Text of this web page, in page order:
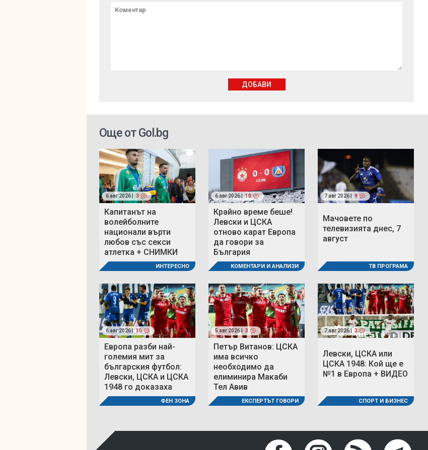
ДОБАВИ
Още от Gol.bg
6 авг 2026 | 3
Капитанът на
волейболните
национали върти
любов със секси
атлетка + СНИМКИ
ИНТЕРЕСНО
6 авг 2026 | 10
Крайно време беше!
Левски и ЦСКА
отново карат Европа
да говори за
България
КОМЕНТАРИ И АНАЛИЗИ
7 авг 2026 | 9
Мачовете по
телевизията днес, 7
август
ТВ ПРОГРАМА
6 авг 2026 | 10
Европа разби най-
големия мит за
българския футбол:
Левски, ЦСКА и ЦСКА
1948 го доказаха
ФЕН ЗОНА
5 авг 2026 | 3
Петър Витанов: ЦСКА
има всичко
необходимо да
елиминира Макаби
Тел Авив
ЕКСПЕРТЪТ ГОВОРИ
7 авг 2026 | 3
Левски, ЦСКА или
ЦСКА 1948: Кой ще е
№1 в Европа + ВИДЕО
СПОРТ И БИЗНЕС